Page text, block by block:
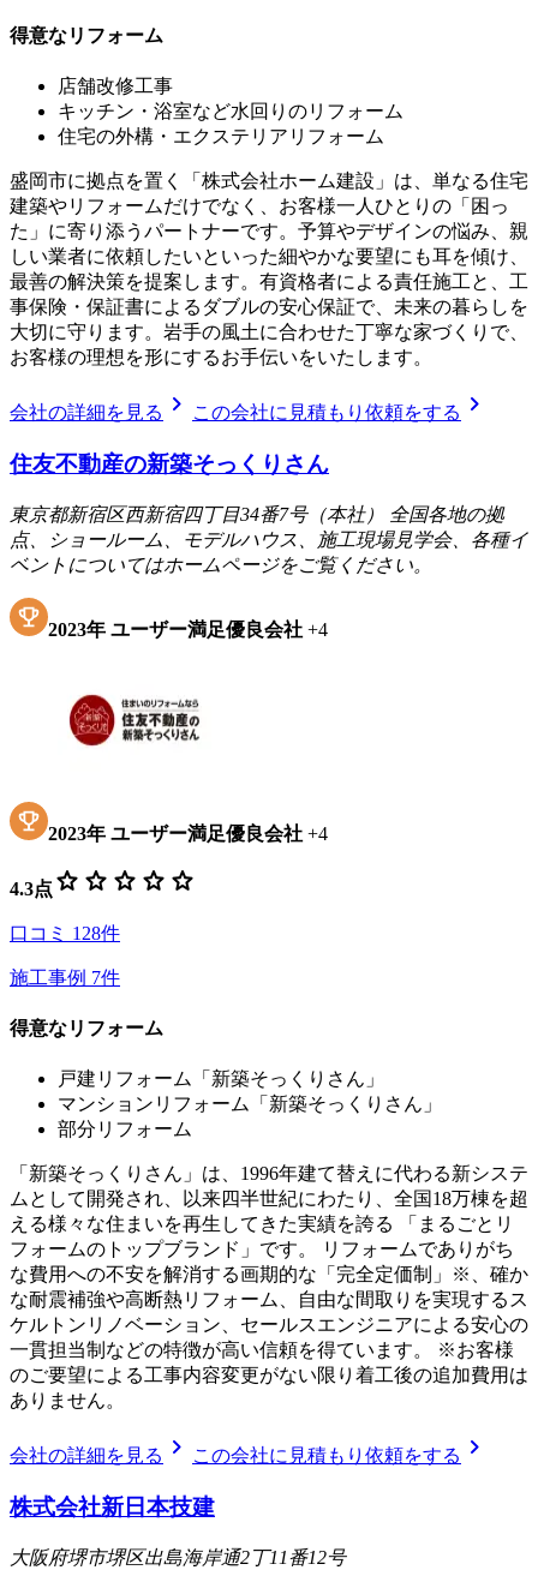
得意なリフォーム
店舗改修工事
キッチン・浴室など水回りのリフォーム
住宅の外構・エクステリアリフォーム
盛岡市に拠点を置く「株式会社ホーム建設」は、単なる住宅
建築やリフォームだけでなく、お客様一人ひとりの「困っ
た」に寄り添うパートナーです。予算やデザインの悩み、親
しい業者に依頼したいといった細やかな要望にも耳を傾け、
最善の解決策を提案します。有資格者による責任施工と、工
事保険・保証書によるダブルの安心保証で、未来の暮らしを
大切に守ります。岩手の風土に合わせた丁寧な家づくりで、
お客様の理想を形にするお手伝いをいたします。
会社の詳細を見る chevron_right この会社に見積もり依頼をする chevron_right
住友不動産の新築そっくりさん
東京都新宿区西新宿四丁目34番7号（本社） 全国各地の拠
点、ショールーム、モデルハウス、施工現場見学会、各種イ
ベントについてはホームページをご覧ください。
2023年 ユーザー満足優良会社 +4
2023年 ユーザー満足優良会社 +4
4.3点 star star star star star
口コミ 128件
施工事例 7件
得意なリフォーム
戸建リフォーム「新築そっくりさん」
マンションリフォーム「新築そっくりさん」
部分リフォーム
「新築そっくりさん」は、1996年建て替えに代わる新システ
ムとして開発され、以来四半世紀にわたり、全国18万棟を超
える様々な住まいを再生してきた実績を誇る 「まるごとリ
フォームのトップブランド」です。 リフォームでありがち
な費用への不安を解消する画期的な「完全定価制」※、確か
な耐震補強や高断熱リフォーム、自由な間取りを実現するス
ケルトンリノベーション、セールスエンジニアによる安心の
一貫担当制などの特徴が高い信頼を得ています。 ※お客様
のご要望による工事内容変更がない限り着工後の追加費用は
ありません。
会社の詳細を見る chevron_right この会社に見積もり依頼をする chevron_right
株式会社新日本技建
大阪府堺市堺区出島海岸通2丁11番12号